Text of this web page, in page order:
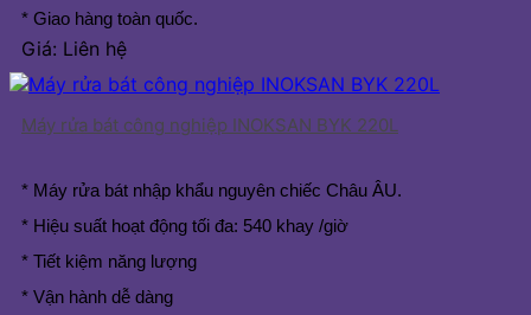
* Giao hàng toàn quốc.
Giá: Liên hệ
Máy rửa bát công nghiệp INOKSAN BYK 220L
* Máy rửa bát nhập khẩu nguyên chiếc Châu ÂU.
* Hiệu suất hoạt động tối đa: 540 khay /giờ
* Tiết kiệm năng lượng
* Vận hành dễ dàng